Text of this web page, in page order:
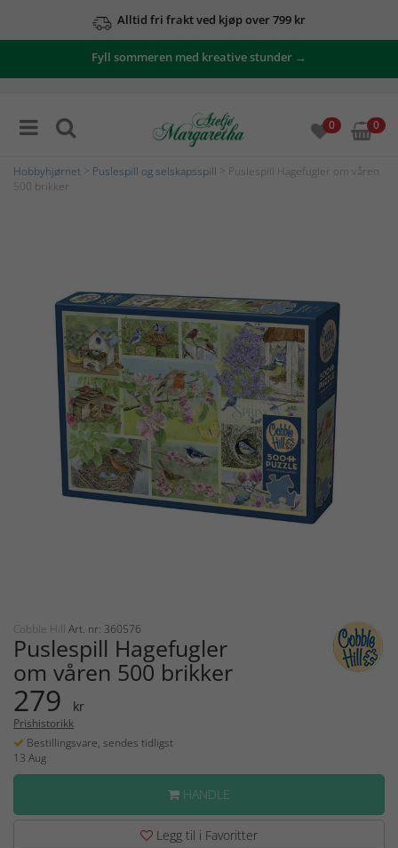
Alltid fri frakt ved kjøp over 799 kr
Fyll sommeren med kreative stunder →
0 0
Hobbyhjørnet Puslespill og selskapsspill > Puslespill Hagefugler om våren
500 brikker
Cobble Hill Art. nr: 360576
Puslespill Hagefugler
om våren 500 brikker
279 kr
Prishistorikk
Bestillingsvare, sendes tidligst
13 Aug
HANDLE
Legg til i Favoritter